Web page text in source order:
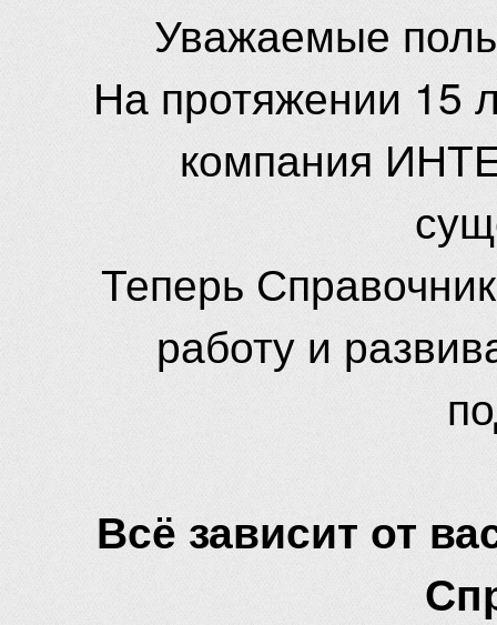
Уважаемые
На протяжении 15
компания
Теперь
работу и
Всё зависит от